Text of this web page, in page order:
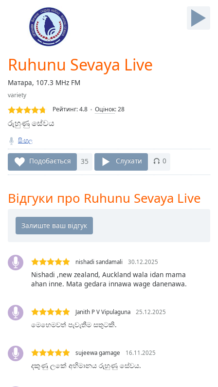
Loaded:
0.00%
Stream
Type
LIVE
Seek to
live,
currently
behind
LIVE
Remaining
Playback
Chapters
Descriptions
descriptions
off
selected
Subtitles
subtitles
Ruhunu Sevaya Live
Матара, 107.3 MHz FM
variety
Рейтинг:4.8 Оцінок:28
රුහුණු සේවය
සිංහල
Подобається 35 Слухати 0
Відгуки про Ruhunu Sevaya Live
nishadi sandamali 30.12.2025
Nishadi ,new zealand, Auckland wala idan mama
ahan inne. Mata gedara innawa wage danenawa.
Janith P V Vipulaguna 25.12.2025
මෙහෙමවත් පැවැතීම සතුටකි.
sujeewa gamage 16.11.2025
දකුණු ලකේ අභිමානය රුහුණු සේවය.